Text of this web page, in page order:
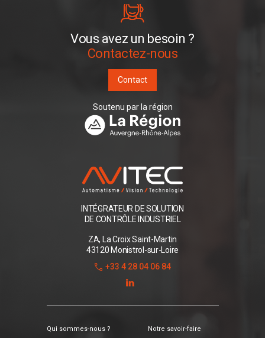
INTÉGRATEUR DE SOLUTION
DE CONTRÔLE INDUSTRIEL
ZA, La Croix Saint-Martin
43120 Monistrol-sur-Loire
+33 4 28 04 06 84
Qui sommes-nous ? Notre savoir-faire
Vous avez un besoin ?
Contactez-nous
Contact
Soutenu par la région